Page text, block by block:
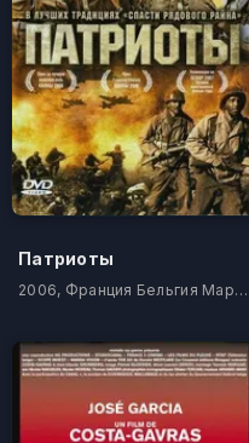
Патриоты
2006, Франция Бельгия Марокко Алжир